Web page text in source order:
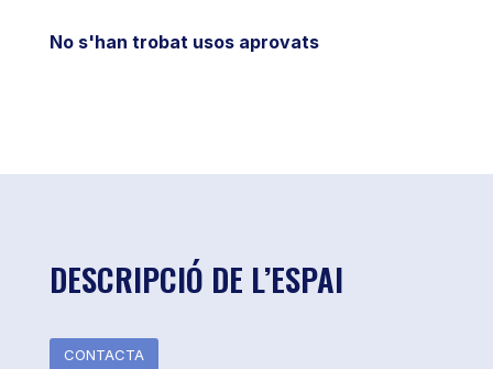
No s'han trobat usos aprovats
DESCRIPCIÓ DE L’ESPAI
CONTACTA